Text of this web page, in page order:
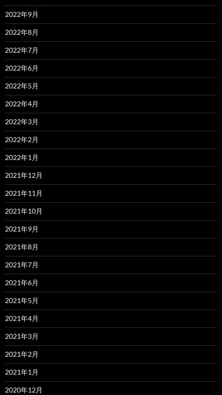
2022年9月
2022年8月
2022年7月
2022年6月
2022年5月
2022年4月
2022年3月
2022年2月
2022年1月
2021年12月
2021年11月
2021年10月
2021年9月
2021年8月
2021年7月
2021年6月
2021年5月
2021年4月
2021年3月
2021年2月
2021年1月
2020年12月